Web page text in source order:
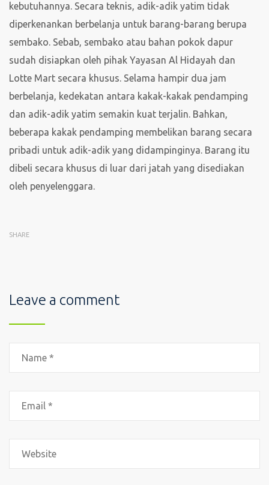
kebutuhannya. Secara teknis, adik-adik yatim tidak
diperkenankan berbelanja untuk barang-barang berupa
sembako. Sebab, sembako atau bahan pokok dapur
sudah disiapkan oleh pihak Yayasan Al Hidayah dan
Lotte Mart secara khusus. Selama hampir dua jam
berbelanja, kedekatan antara kakak-kakak pendamping
dan adik-adik yatim semakin kuat terjalin. Bahkan,
beberapa kakak pendamping membelikan barang secara
pribadi untuk adik-adik yang didampinginya. Barang itu
dibeli secara khusus di luar dari jatah yang disediakan
oleh penyelenggara.
SHARE
Leave a comment